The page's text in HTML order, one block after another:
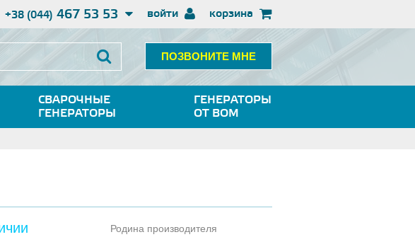
войти
+38 (044) 467 53 53 корзина
ПОЗВОНИТЕ МНЕ
СВАРОЧНЫЕ
ГЕНЕРАТОРЫ
ГЕНЕРАТОРЫ
ОТ ВОМ
Родина производителя